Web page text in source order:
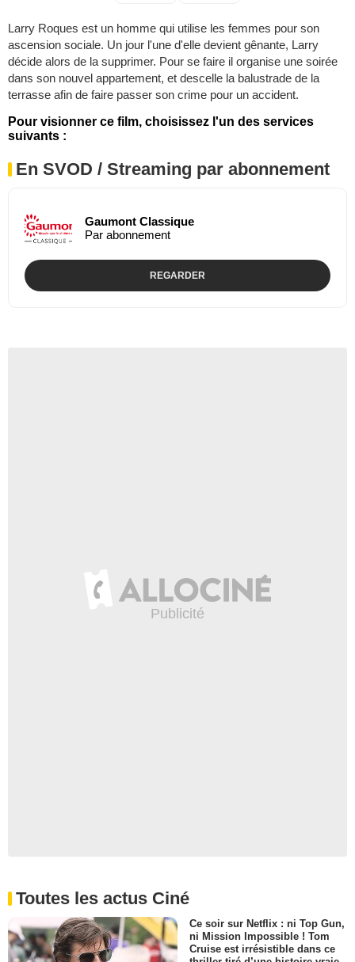
Larry Roques est un homme qui utilise les femmes pour son
ascension sociale. Un jour l'une d'elle devient gênante, Larry
décide alors de la supprimer. Pour se faire il organise une soirée
dans son nouvel appartement, et descelle la balustrade de la
terrasse afin de faire passer son crime pour un accident.
Pour visionner ce film, choisissez l'un des services
suivants :
En SVOD / Streaming par abonnement
Gaumont Classique
Par abonnement
REGARDER
Toutes les actus Ciné
Ce soir sur Netflix : ni Top Gun,
ni Mission Impossible ! Tom
Cruise est irrésistible dans ce